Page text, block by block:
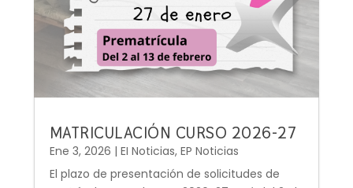
MATRICULACIÓN CURSO 2026-27
Ene 3, 2026 | EI Noticias, EP Noticias
El plazo de presentación de solicitudes de